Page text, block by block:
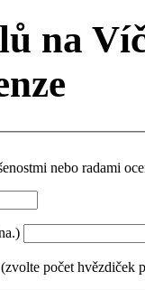
na
nebo radami
(zvolte počet hvězdiček